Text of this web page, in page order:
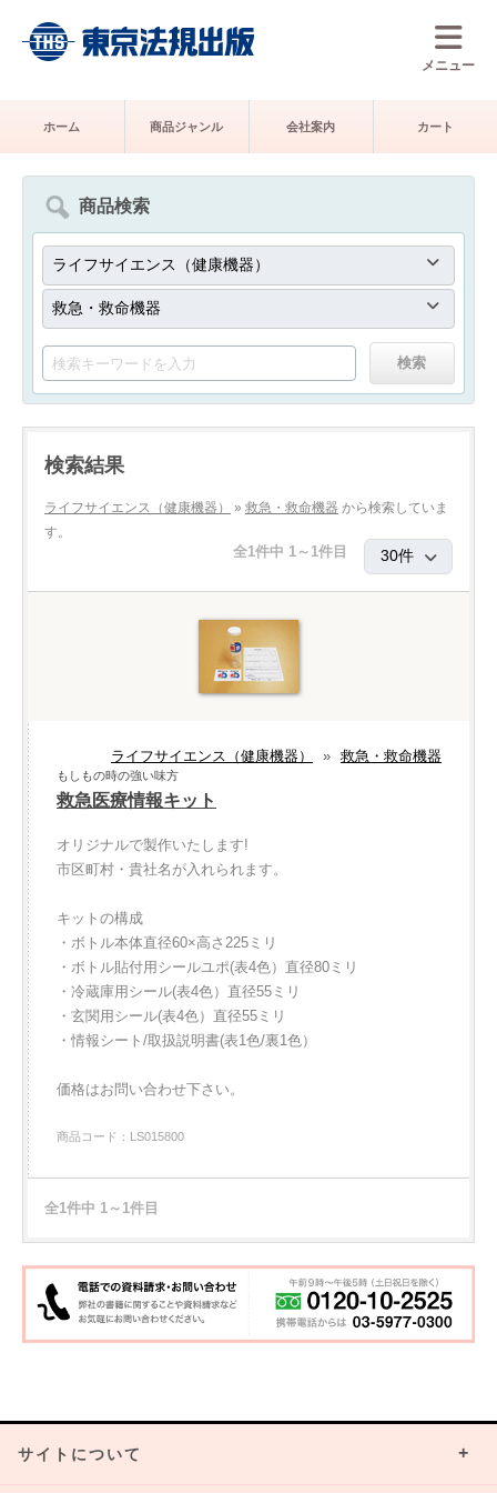
メニュー
ホーム 商品ジャンル 会社案内 カート
商品検索
検索結果
ライフサイエンス（健康機器） » 救急・救命機器 から検索していま
す。
全1件中 1～1件目
ライフサイエンス（健康機器） » 救急・救命機器
もしもの時の強い味方
救急医療情報キット
オリジナルで製作いたします!
市区町村・貴社名が入れられます。
キットの構成
・ボトル本体直径60×高さ225ミリ
・ボトル貼付用シールユポ(表4色）直径80ミリ
・冷蔵庫用シール(表4色）直径55ミリ
・玄関用シール(表4色）直径55ミリ
・情報シート/取扱説明書(表1色/裏1色）
価格はお問い合わせ下さい。
商品コード：LS015800
全1件中 1～1件目
サイトについて